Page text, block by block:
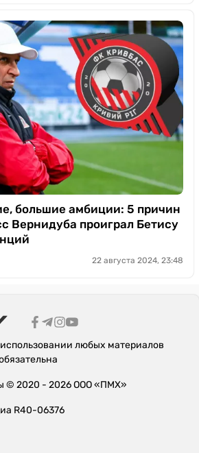
большие амбиции: 5 причин
Вернидуба проиграл Бетису
22 августа 2024, 23:48
любых материалов
© 2020 - 2026 ООО «ПМХ»
R40-06376